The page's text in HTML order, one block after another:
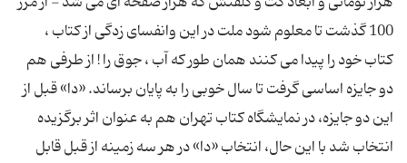
100 گذشت تا معلوم شود ملت در این وانفسای زدگی از کتاب ،
کتاب خود را پیدا می کنند همان طور که آب ، جوق را ! از طرفی هم
دو جایزه اساسی گرفت تا سال خوبی را به پایان برساند. «دا» قبل از
این دو جایزه، در نمایشگاه کتاب تهران هم به عنوان اثر برگزیده
انتخاب شد با این حال، انتخاب «دا» در هر سه زمینه از قبل قابل